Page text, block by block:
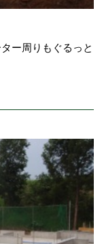
ー周りもぐるっと